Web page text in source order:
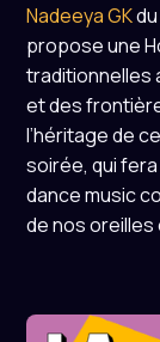
Nadeeya GK
propose une
traditionnelles
et des
l’héritage de
soirée, qui fera
dance music
de nos